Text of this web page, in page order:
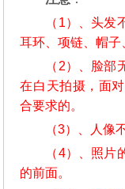
（1）、头
耳环、项链、帽子
（2）、脸
在白天拍摄，面
合要求的。
（3）、人像
（4）、照
的前面。